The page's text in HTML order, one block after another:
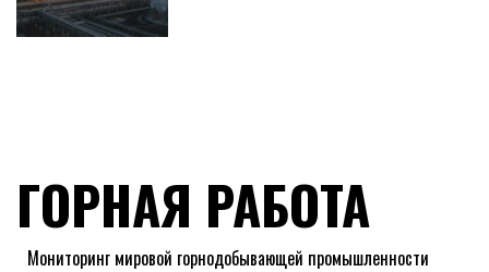
ГОРНАЯ РАБОТА
Мониторинг мировой горнодобывающей промышленности